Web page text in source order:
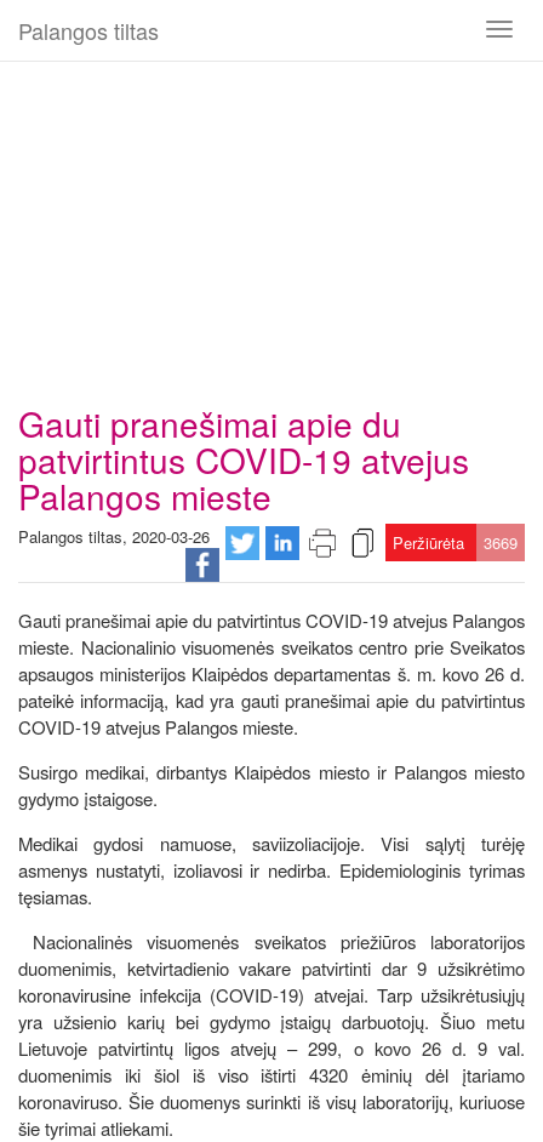
Toggle
Palangos tiltas
Gauti pranešimai apie du
patvirtintus COVID-19 atvejus
Palangos mieste
Palangos tiltas, 2020-03-26 Peržiūrėta 3669
Gauti pranešimai apie du patvirtintus COVID-19 atvejus Palangos
mieste. Nacionalinio visuomenės sveikatos centro prie Sveikatos
apsaugos ministerijos Klaipėdos departamentas š. m. kovo 26 d.
pateikė informaciją, kad yra gauti pranešimai apie du patvirtintus
COVID-19 atvejus Palangos mieste.
Susirgo medikai, dirbantys Klaipėdos miesto ir Palangos miesto
gydymo įstaigose.
Medikai gydosi namuose, saviizoliacijoje. Visi sąlytį turėję
asmenys nustatyti, izoliavosi ir nedirba. Epidemiologinis tyrimas
tęsiamas.
Nacionalinės visuomenės sveikatos priežiūros laboratorijos
duomenimis, ketvirtadienio vakare patvirtinti dar 9 užsikrėtimo
koronavirusine infekcija (COVID-19) atvejai. Tarp užsikrėtusiųjų
yra užsienio karių bei gydymo įstaigų darbuotojų. Šiuo metu
Lietuvoje patvirtintų ligos atvejų – 299, o kovo 26 d. 9 val.
duomenimis iki šiol iš viso ištirti 4320 ėminių dėl įtariamo
koronaviruso. Šie duomenys surinkti iš visų laboratorijų, kuriuose
šie tyrimai atliekami.